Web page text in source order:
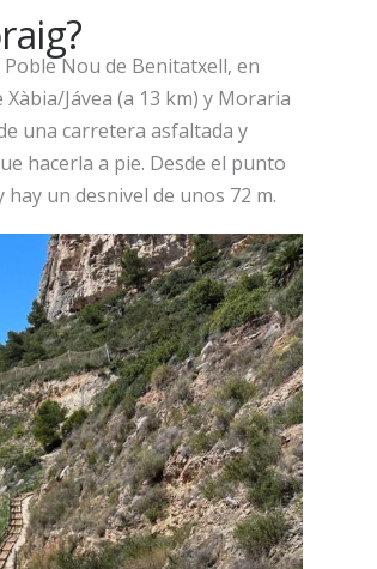
Nou de Benitatxell, en
Jávea (a 13 km) y Moraria
una carretera asfaltada y
hacerla a pie. Desde el punto
un desnivel de unos 72 m.